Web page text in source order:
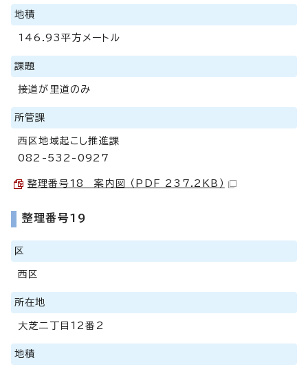
地積
146.93平方メートル
課題
接道が里道のみ
所管課
西区地域起こし推進課
082-532-0927
整理番号18 案内図 （PDF 237.2KB）
整理番号19
区
西区
所在地
大芝二丁目12番2
地積